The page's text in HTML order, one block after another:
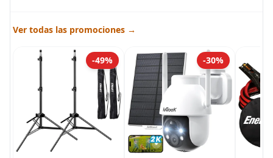
Ver todas las promociones →
-49% -30%